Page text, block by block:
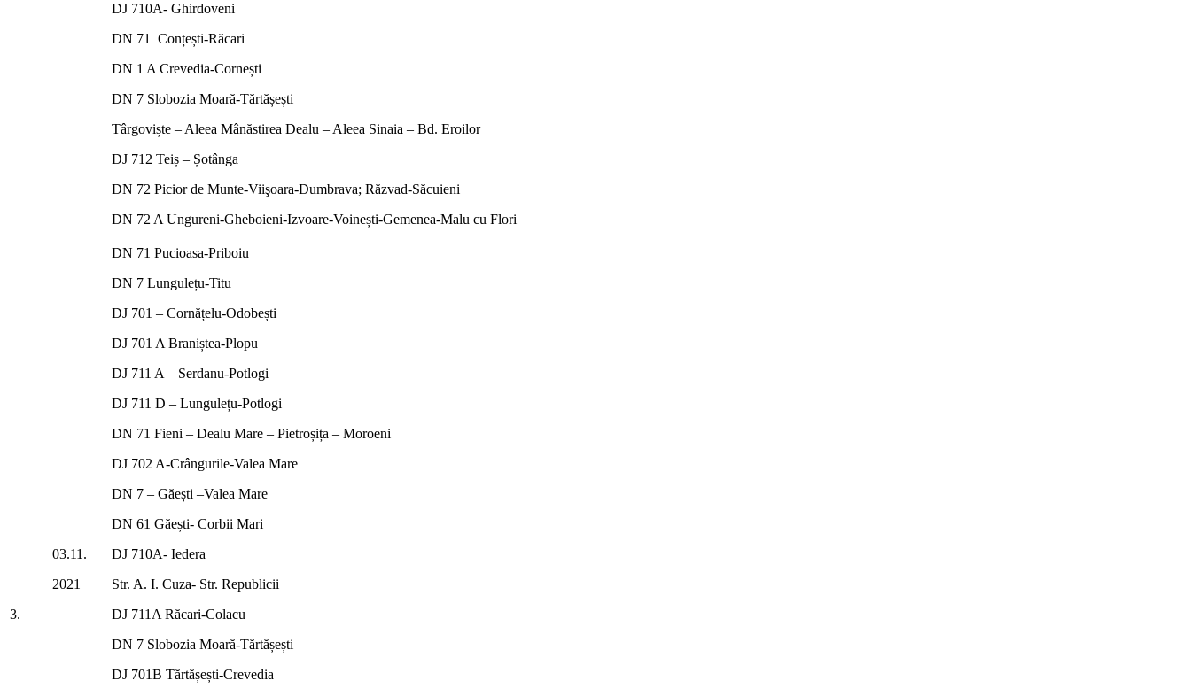
DJ 710A- Ghirdoveni
DN 71 Conțești-Răcari
DN 1 A Crevedia-Cornești
DN 7 Slobozia Moară-Tărtășești
Târgoviște – Aleea Mânăstirea Dealu – Aleea Sinaia – Bd. Eroilor
DJ 712 Teiș – Șotânga
DN 72 Picior de Munte-Viişoara-Dumbrava; Răzvad-Săcuieni
DN 72 A Ungureni-Gheboieni-Izvoare-Voinești-Gemenea-Malu cu Flori
3.
03.11.
2021
DN 71 Pucioasa-Priboiu
DN 7 Lungulețu-Titu
DJ 701 – Cornățelu-Odobești
DJ 701 A Braniștea-Plopu
DJ 711 A – Serdanu-Potlogi
DJ 711 D – Lungulețu-Potlogi
DN 71 Fieni – Dealu Mare – Pietroșița – Moroeni
DJ 702 A-Crângurile-Valea Mare
DN 7 – Găești –Valea Mare
DN 61 Găești- Corbii Mari
DJ 710A- Iedera
Str. A. I. Cuza- Str. Republicii
DJ 711A Răcari-Colacu
DN 7 Slobozia Moară-Tărtășești
DJ 701B Tărtășești-Crevedia